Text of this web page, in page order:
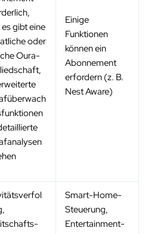
gibt eine
oder
Oura-
Einige
Funktionen
können ein
Abonnement
erfordern (z. B.
Nest Aware)
Smart-Home-
Steuerung,
Entertainment-